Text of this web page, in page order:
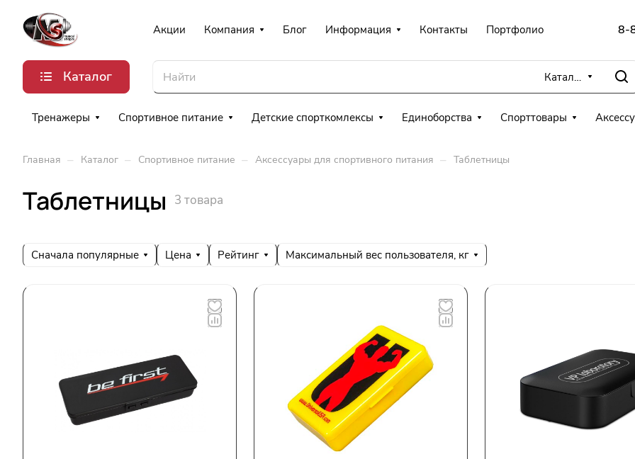
Акции Компания Блог Информация Контакты Портфолио 8-
Каталог Каталог
Тренажеры Спортивное питание Детские спорткомлексы Единоборства Спорттовары
Главная – Каталог – Спортивное питание – Аксессуары для спортивного питания – Таблетницы
Таблетницы 3 товара
Сначала популярные Цена Рейтинг Максимальный вес пользователя, кг